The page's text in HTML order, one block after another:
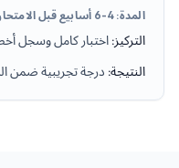
المدة:4-6 أسابيع قبل الامتحان
التركيز: اختبار كامل وسجل
النتيجة: درجة تجريبية ضمن